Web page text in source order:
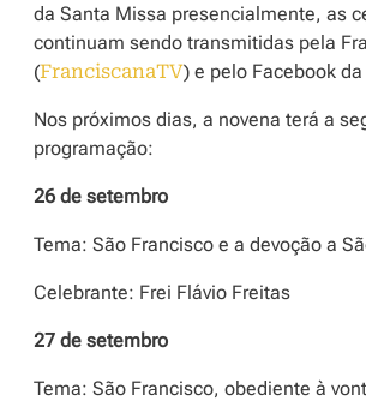
da Santa Missa presencialmente, as
continuam sendo transmitidas pela
(FranciscanaTV) e pelo Facebook
Nos próximos dias, a novena terá a
programação:
26 de setembro
Tema: São Francisco e a devoção a
Celebrante: Frei Flávio Freitas
27 de setembro
Tema: São Francisco, obediente à